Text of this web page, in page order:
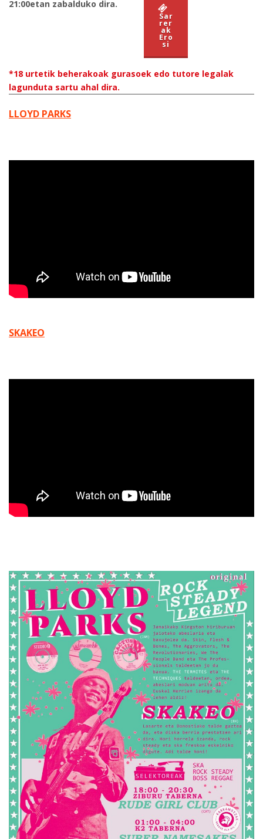
21:00etan zabalduko dira.
Sar
rer
ak
Ero
si
*18 urtetik beherakoak gurasoek edo tutore legalak
lagunduta sartu ahal dira.
LLOYD PARKS
SKAKEO